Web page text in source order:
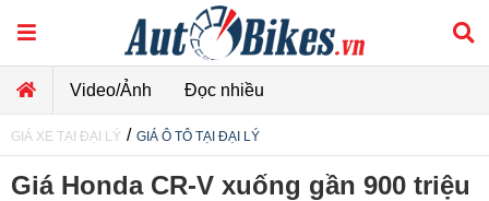
Video/Ảnh Đọc nhiều
GIÁ XE TẠI ĐẠI LÝ / GIÁ Ô TÔ TẠI ĐẠI LÝ
Giá Honda CR-V xuống gần 900 triệu